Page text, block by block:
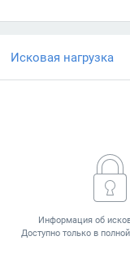
Исковая нагрузка